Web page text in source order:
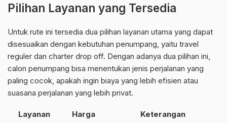
Pilihan Layanan yang Tersedia
Untuk rute ini tersedia dua pilihan layanan utama yang dapat
disesuaikan dengan kebutuhan penumpang, yaitu travel
reguler dan charter drop off. Dengan adanya dua pilihan ini,
calon penumpang bisa menentukan jenis perjalanan yang
paling cocok, apakah ingin biaya yang lebih efisien atau
suasana perjalanan yang lebih privat.
Layanan Harga
Keterangan